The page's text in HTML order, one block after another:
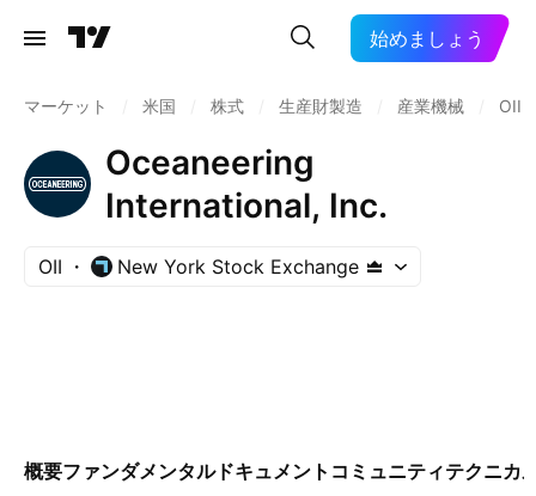
始めましょう
マーケット 米国 株式 生産財製造 産業機械 OII
Oceaneering
International, Inc.
OII New York Stock Exchange
概要ファンダメンタルドキュメント コミュニティテクニカ